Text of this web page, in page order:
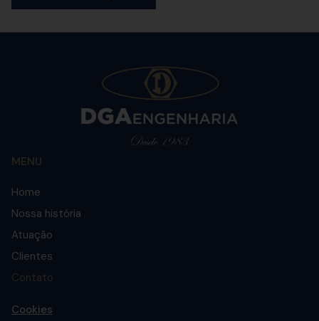
MENU
Home
Nossa história
Atuação
Clientes
Contato
Cookies